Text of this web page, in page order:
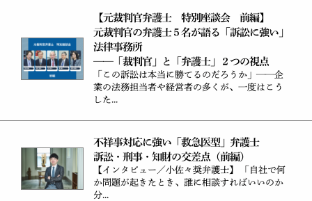
【元裁判官弁護士 特別座談会 前編】
元裁判官の弁護士５名が語る「訴訟に強い」
法律事務所
——「裁判官」と「弁護士」２つの視点
「この訴訟は本当に勝てるのだろうか」——企
業の法務担当者や経営者の多くが、一度はこう
した...
不祥事対応に強い「救急医型」弁護士
訴訟・刑事・知財の交差点（前編）
【インタビュー／小佐々奨弁護士】 「自社で何
か問題が起きたとき、誰に相談すればいいのか
分...